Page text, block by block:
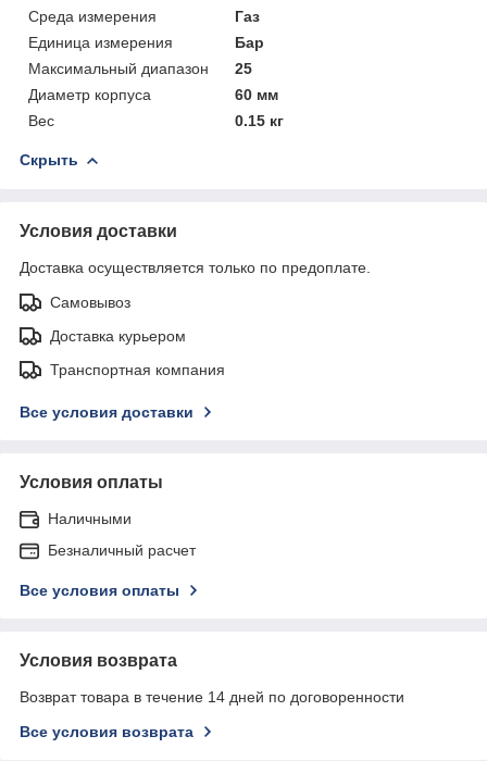
Среда измерения
Газ
Единица измерения
Бар
Максимальный диапазон
25
Диаметр корпуса
60 мм
Вес
0.15 кг
Скрыть
Условия доставки
Доставка осуществляется только по предоплате.
Самовывоз
Доставка курьером
Транспортная компания
Все условия доставки
Условия оплаты
Наличными
Безналичный расчет
Все условия оплаты
Условия возврата
Возврат товара в течение 14 дней по договоренности
Все условия возврата